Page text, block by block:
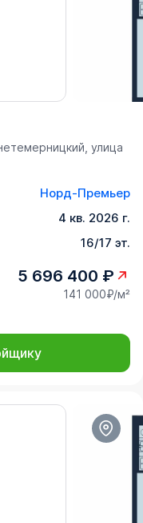
улица
Норд-Премьер
4 кв. 2026 г.
16/17 эт.
5 696 400 ₽
141 000₽/м²